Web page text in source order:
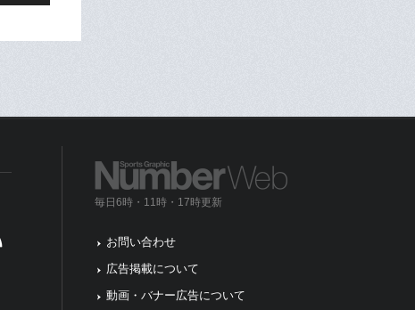
毎日6時・11時・17時更新
お問い合わせ
広告掲載について
動画・バナー広告について